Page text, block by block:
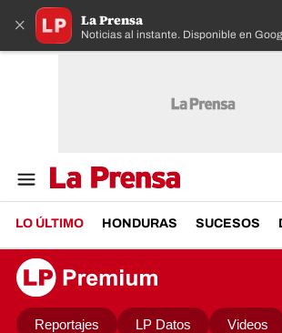
× La Prensa
Noticias al instante. Disponible en
LO ÚLTIMO HONDURAS SUCESOS
Reportajes LP Datos Videos